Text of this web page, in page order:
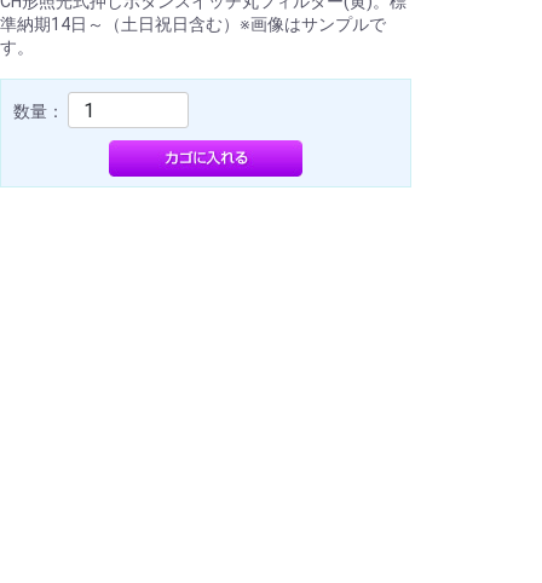
準納期14日～（土日祝日含む）※画像はサンプルで
す。
数量：